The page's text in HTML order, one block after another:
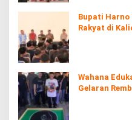
Bupati Harno
Rakyat di
Wahana
Gelaran